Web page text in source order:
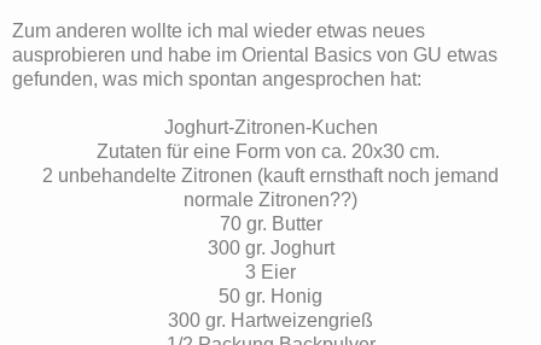
Zum anderen wollte ich mal wieder etwas neues
ausprobieren und habe im Oriental Basics von GU etwas
gefunden, was mich spontan angesprochen hat:
Joghurt-Zitronen-Kuchen
Zutaten für eine Form von ca. 20x30 cm.
2 unbehandelte Zitronen (kauft ernsthaft noch jemand
normale Zitronen??)
70 gr. Butter
300 gr. Joghurt
3 Eier
50 gr. Honig
300 gr. Hartweizengrieß